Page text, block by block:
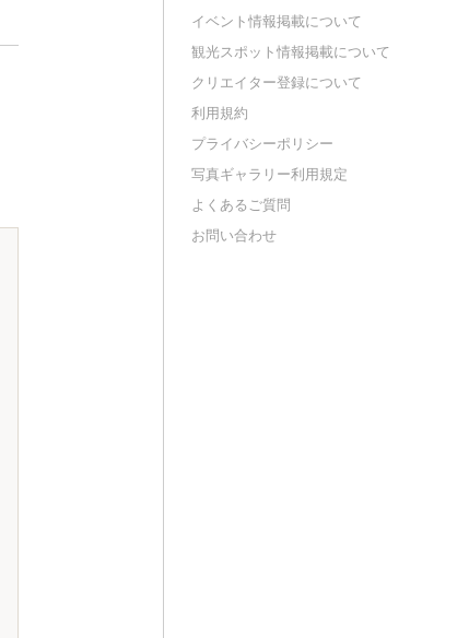
イベント情報掲載について
観光スポット情報掲載について
クリエイター登録について
利用規約
プライバシーポリシー
写真ギャラリー利用規定
よくあるご質問
お問い合わせ